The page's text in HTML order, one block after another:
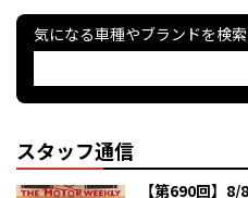
気になる車種やブランドを検索
スタッフ通信
【第690回】